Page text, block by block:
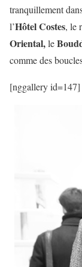
tranquillement
l’Hôtel Costes, le
Oriental,le
comme des
[nggallery id=147]